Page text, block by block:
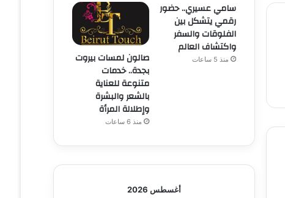
سامي عسيري.. حضور
رقمي يتشكل بين
الفلوقات والسفر
واكتشاف العالم
منذ 5 ساعات
صالون لمسات بيروت
بجدة.. خدمات
متنوعة للعناية
بالشعر والبشرة
وإطلالة المرأة
منذ 6 ساعات
أغسطس 2026